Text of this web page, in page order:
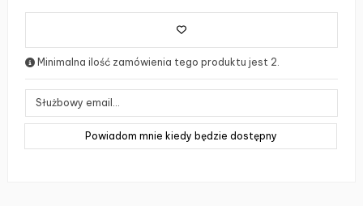
Minimalna ilość zamówienia tego produktu jest 2.